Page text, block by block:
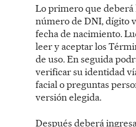
Lo primero que deberá
número de DNI, dígito
fecha de nacimiento.
leer y aceptar los
de uso. En seguida
verificar su identidad
facial o preguntas
versión elegida.
Después deberá